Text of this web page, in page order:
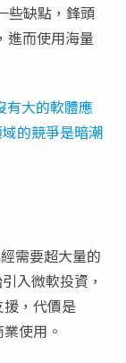
些缺點，鋒頭
進而使用海量
有大的軟體應
的競爭是暗潮
需要超大量的
入微軟投資，
，代價是
使用。